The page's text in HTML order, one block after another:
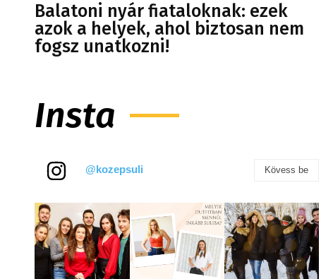
Balatoni nyár fiataloknak: ezek
azok a helyek, ahol biztosan nem
fogsz unatkozni!
Insta
@kozepsuli Kövess be